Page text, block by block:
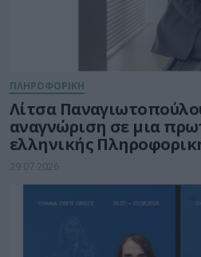
ΠΛΗΡΟΦΟΡΙΚΗ
Λίτσα
αναγνώριση σε μια
ελληνικής
29.07.2026